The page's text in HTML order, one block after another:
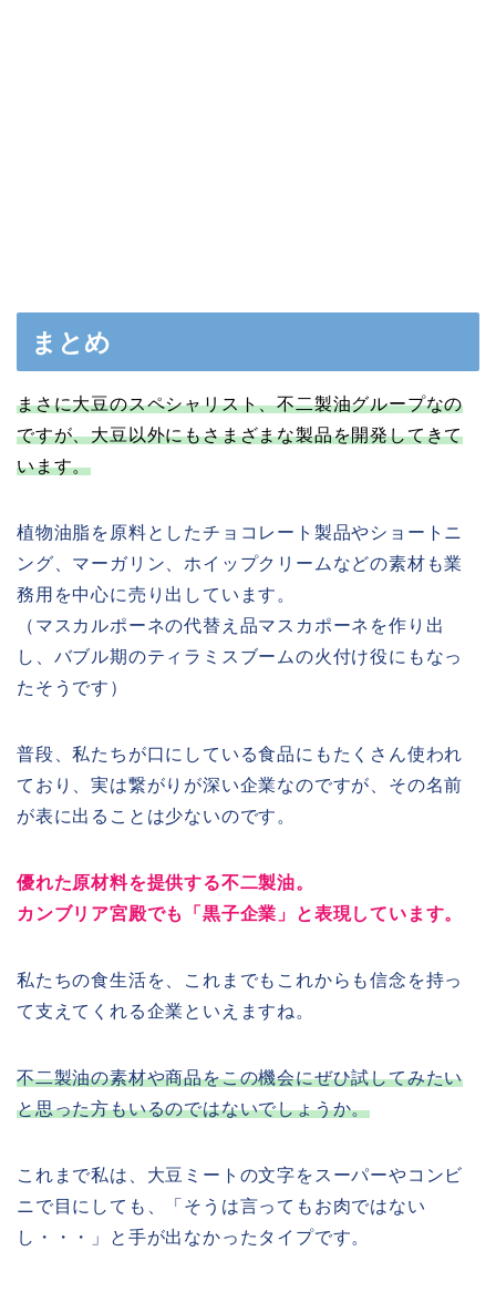
まとめ
まさに大豆のスペシャリスト、不二製油グループなの
ですが、大豆以外にもさまざまな製品を開発してきて
います。
植物油脂を原料としたチョコレート製品やショートニ
ング、マーガリン、ホイップクリームなどの素材も業
務用を中心に売り出しています。
（マスカルポーネの代替え品マスカポーネを作り出
し、バブル期のティラミスブームの火付け役にもなっ
たそうです）
普段、私たちが口にしている食品にもたくさん使われ
ており、実は繋がりが深い企業なのですが、その名前
が表に出ることは少ないのです。
優れた原材料を提供する不二製油。
カンブリア宮殿でも「黒子企業」と表現しています。
私たちの食生活を、これまでもこれからも信念を持っ
て支えてくれる企業といえますね。
不二製油の素材や商品をこの機会にぜひ試してみたい
と思った方もいるのではないでしょうか。
これまで私は、大豆ミートの文字をスーパーやコンビ
ニで目にしても、「そうは言ってもお肉ではない
し・・・」と手が出なかったタイプです。